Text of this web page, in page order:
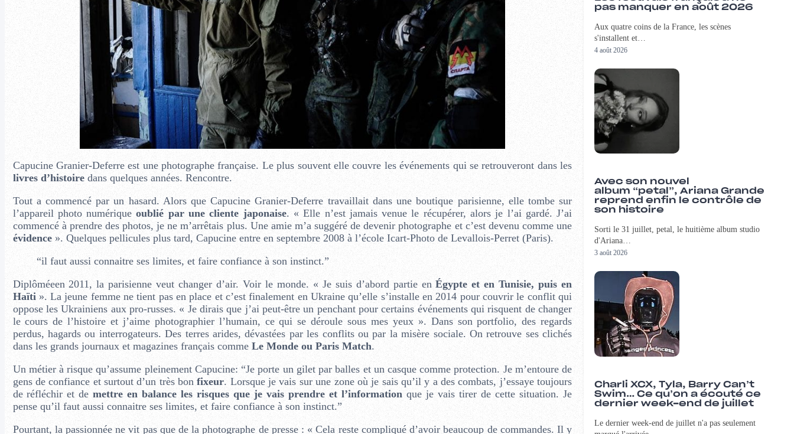
Capucine Granier-Deferre est une photographe française. Le plus souvent elle couvre les événements qui se retrouveront dans les
livres d’histoiredans quelques années. Rencontre.
Tout a commencé par un hasard. Alors que Capucine Granier-Deferre travaillait dans une boutique parisienne, elle tombe sur
l’appareil photo numériqueoublié par une cliente japonaise. « Elle n’est jamais venue le récupérer, alors je l’ai gardé. J’ai
commencé à prendre des photos, je ne m’arrêtais plus. Une amie m’a suggéré de devenir photographe et c’est devenu comme une
évidence». Quelques pellicules plus tard, Capucine entre en septembre 2008 à l’école Icart-Photo de Levallois-Perret (Paris).
“il faut aussi connaitre ses limites, et faire confiance à son instinct.”
Diplôméeen 2011, la parisienne veut changer d’air. Voir le monde. « Je suis d’abord partie enÉgypte et en Tunisie, puis en
Haïti ». La jeune femme ne tient pas en place et c’est finalement en Ukraine qu’elle s’installe en 2014 pour couvrir le conflit qui
oppose les Ukrainiens aux pro-russes. « Je dirais que j’ai peut-être un penchant pour certains événements qui risquent de changer
le cours de l’histoire et j’aime photographier l’humain, ce qui se déroule sous mes yeux ». Dans son portfolio, des regards
perdus, hagards ou interrogateurs. Des terres arides, dévastées par les conflits ou par la misère sociale. On retrouve ses clichés
dans les grands journaux et magazines français comme Le Monde ou Paris Match.
Un métier à risque qu’assume pleinement Capucine: “Je porte un gilet par balles et un casque comme protection. Je m’entoure de
gens de confiance et surtout d’un très bonfixeur. Lorsque je vais sur une zone où je sais qu’il y a des combats, j’essaye toujours
de réfléchir et demettre en balance les risques que je vais prendre et l’information que je vais tirer de cette situation. Je
pense qu’il faut aussi connaitre ses limites, et faire confiance à son instinct.”
Pourtant, la passionnée ne vit pas que de la photographe de presse : « Cela reste compliqué d’avoir beaucoup de commandes. Il y
pas manquer en août 2026
Aux quatre coins de la France, les scènes
s'installent et…
4 août 2026
Avec son nouvel
album “petal”, Ariana Grande
reprend enfin le contrôle de
son histoire
Sorti le 31 juillet, petal, le huitième album studio
d'Ariana…
3 août 2026
Charli XCX, Tyla, Barry Can’t
Swim… Ce qu’on a écouté ce
dernier week-end de juillet
Le dernier week-end de juillet n'a pas seulement